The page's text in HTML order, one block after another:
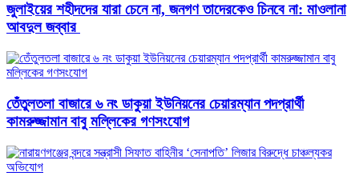
জুলাইয়ের শহীদদের যারা চেনে না, জনগণ তাদেরকেও চিনবে না: মাওলানা
আবদুল জব্বার ​
তেঁতুলতলা বাজারে ৬ নং ডাকুয়া ইউনিয়নের চেয়ারম্যান পদপ্রার্থী
কামরুজ্জামান বাবু মল্লিকের গণসংযোগ